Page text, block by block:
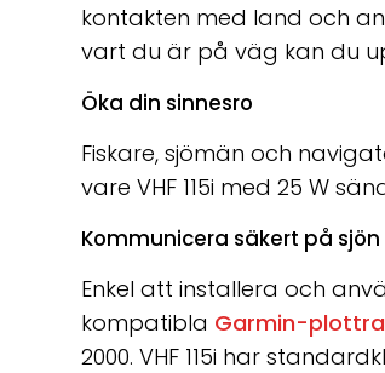
kontakten med land och
vart du är på väg kan du
Öka din sinnesro
Fiskare, sjömän och
vare VHF 115i med 25 W
Kommunicera säkert på sjön
Enkel att installera och
kompatibla Garmin-
2000. VHF 115i har